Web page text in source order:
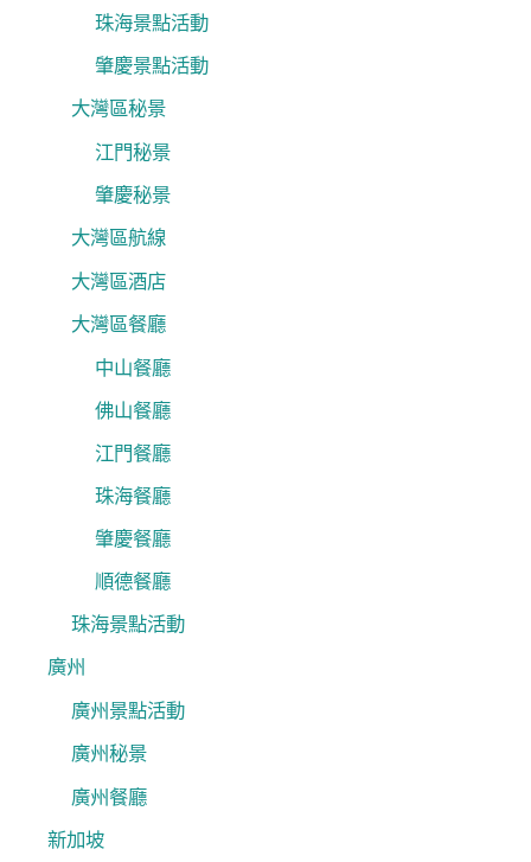
珠海景點活動
肇慶景點活動
大灣區秘景
江門秘景
肇慶秘景
大灣區航線
大灣區酒店
大灣區餐廳
中山餐廳
佛山餐廳
江門餐廳
珠海餐廳
肇慶餐廳
順德餐廳
珠海景點活動
廣州
廣州景點活動
廣州秘景
廣州餐廳
新加坡